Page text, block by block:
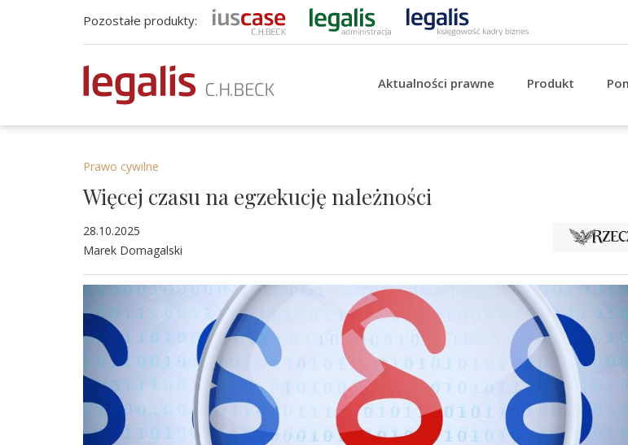
Pozostałe produkty:
Aktualności prawne Produkt
Prawo cywilne
Więcej czasu na egzekucję należności
28.10.2025
Marek Domagalski